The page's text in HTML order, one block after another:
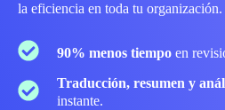
la eficiencia en toda tu organización.
90% menos tiempo en
Traducción, resumen y
instante.